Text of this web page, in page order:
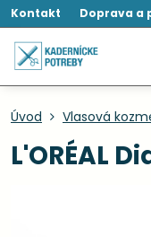
Kontakt Doprava a
Úvod Vlasová
L'ORÉAL